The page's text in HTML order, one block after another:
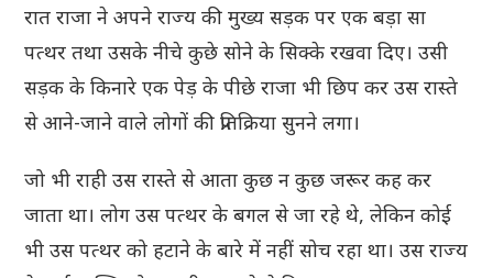
रात राजा ने अपने राज्य की मुख्य सड़क पर एक बड़ा सा
पत्थर तथा उसके नीचे कुछे सोने के सिक्के रखवा दिए। उसी
सड़क के किनारे एक पेड़ के पीछे राजा भी छिप कर उस रास्ते
से आने-जाने वाले लोगों की प्रतिक्रिया सुनने लगा।
जो भी राही उस रास्ते से आता कुछ न कुछ जरूर कह कर
जाता था। लोग उस पत्थर के बगल से जा रहे थे, लेकिन कोई
भी उस पत्थर को हटाने के बारे में नहीं सोच रहा था। उस राज्य